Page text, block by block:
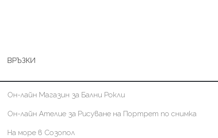
ВРЪЗКИ
Он-лайн Магазин за Бални Рокли
Он-лайн Ателие за Рисуване на Портрет по снимка
На море в Созопол